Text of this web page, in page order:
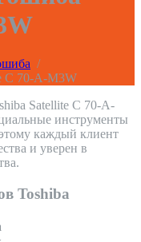
/
C 70-A-M3W
Satellite C 70-A-
инструменты
каждый клиент
и уверен в
Toshiba